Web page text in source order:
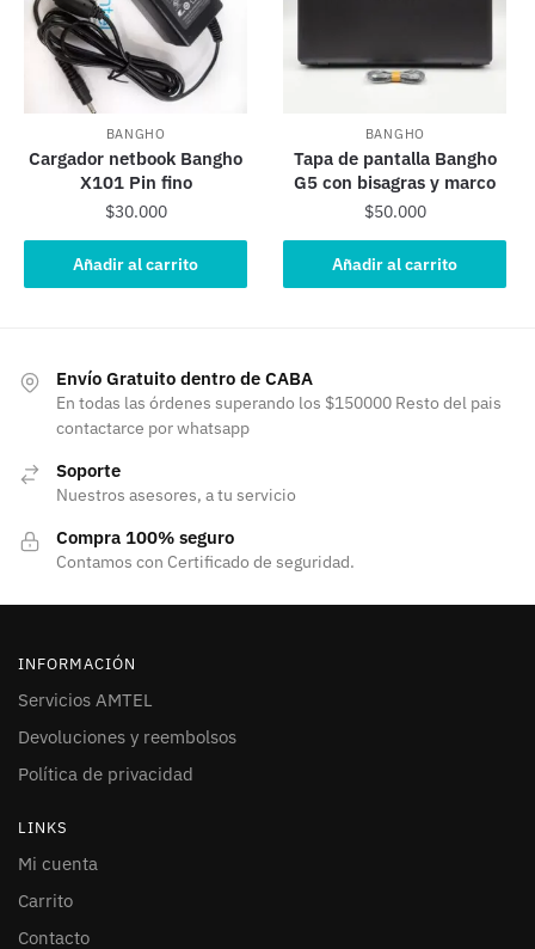
BANGHO
Cargador netbook Bangho
X101 Pin fino
$30.000
Añadir al carrito
BANGHO
Tapa de pantalla Bangho
G5 con bisagras y marco
$50.000
Añadir al carrito
Envío Gratuito dentro de CABA
En todas las órdenes superando los $150000 Resto del pais
contactarce por whatsapp
Soporte
Nuestros asesores, a tu servicio
Compra 100% seguro
Contamos con Certificado de seguridad.
INFORMACIÓN
Servicios AMTEL
Devoluciones y reembolsos
Política de privacidad
LINKS
Mi cuenta
Carrito
Contacto